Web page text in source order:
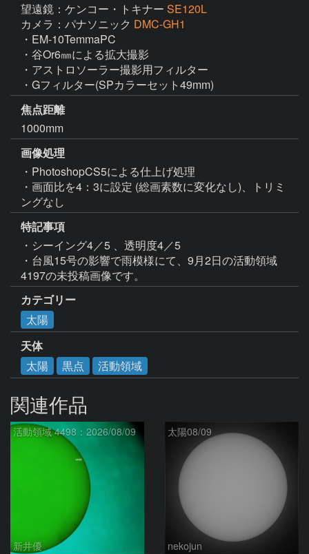
望遠鏡：ケンコー・トキナー SE120L
カメラ：パナソニック DMC-GH1
・EM-10TemmaPC
・谷Or6㎜による拡大撮影
・アストロソーラー撮影用フィルター
・Gフィルター(SPカラーセット49mm)
焦点距離
1000mm
画像処理
・PhotoshopCS5による仕上げ処理
・画面比を4：3に設定 (総画素数に変化なし)、トリミ
ングなし
特記事項
・シーイング4／5 、透明度4／5
・台風15号の影響で雨模様にて、9月2日の活動領域
4197の未投稿画像です。
カテゴリー
太陽
天体
太陽
黒点 活動領域
関連作品
活動領域 4498：2026/08/09
新井優
太陽08/09
nekojun